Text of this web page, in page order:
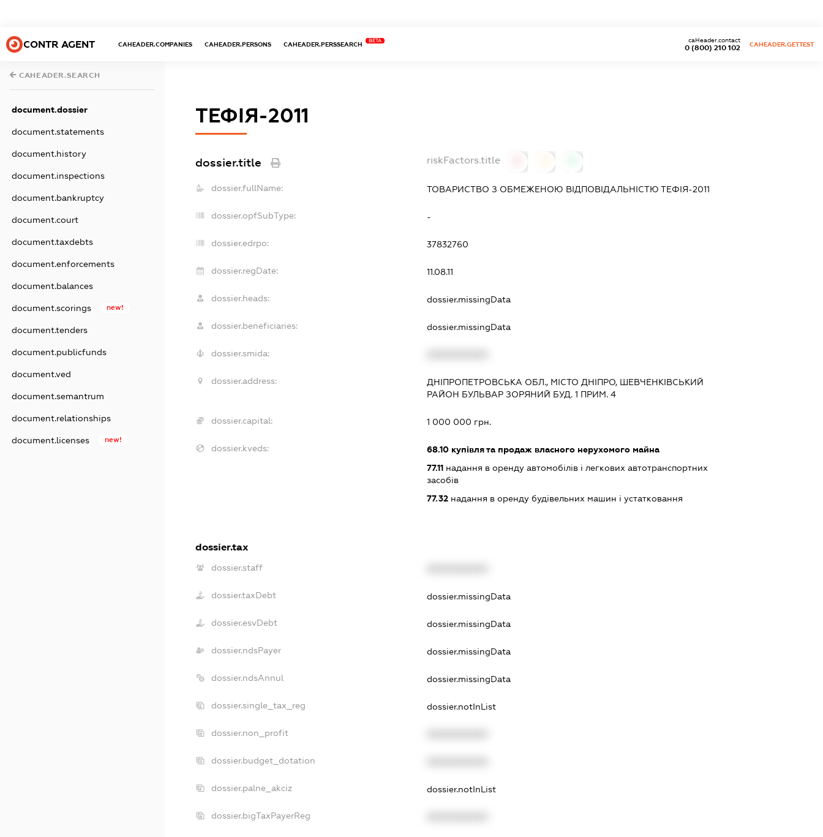
CONTR AGENT CAHEADER.COMPANIES CAHEADER.PERSONS CAHEADER.PERSSEARCH
BETA
0 (800) 210 102
caHeader.contact
CAHEADER.GETTEST
CAHEADER.SEARCH
document.dossier
document.statements
document.history
document.inspections
document.bankruptcy
document.court
document.taxdebts
document.enforcements
document.balances
document.scorings new!
document.tenders
document.publicfunds
document.ved
document.semantrum
document.relationships
document.licenses new!
ТЕФІЯ-2011
dossier.title riskFactors.title
dossier.fullName: ТОВАРИСТВО З ОБМЕЖЕНОЮ ВІДПОВІДАЛЬНІСТЮТЕФІЯ-2011
dossier.opfSubType: -
dossier.edrpo: 37832760
dossier.regDate: 11.08.11
dossier.heads: dossier.missingData
dossier.beneficiaries: dossier.missingData
dossier.smida:
dossier.address:
ДНІПРОПЕТРОВСЬКА ОБЛ., МІСТО ДНІПРО, ШЕВЧЕНКІВСЬКИЙ
РАЙОН БУЛЬВАР ЗОРЯНИЙ БУД. 1 ПРИМ. 4
dossier.capital: 1 000 000 грн.
dossier.kveds: 68.10 купівля та продаж власного нерухомого майна
77.11 надання в оренду автомобілів і легкових автотранспортних
засобів
77.32 надання в оренду будівельних машин і устатковання
dossier.tax
dossier.staff
dossier.taxDebt dossier.missingData
dossier.esvDebt dossier.missingData
dossier.ndsPayer dossier.missingData
dossier.ndsAnnul dossier.missingData
dossier.single_tax_reg dossier.notInList
dossier.non_profit
dossier.budget_dotation
dossier.palne_akciz dossier.notInList
dossier.bigTaxPayerReg